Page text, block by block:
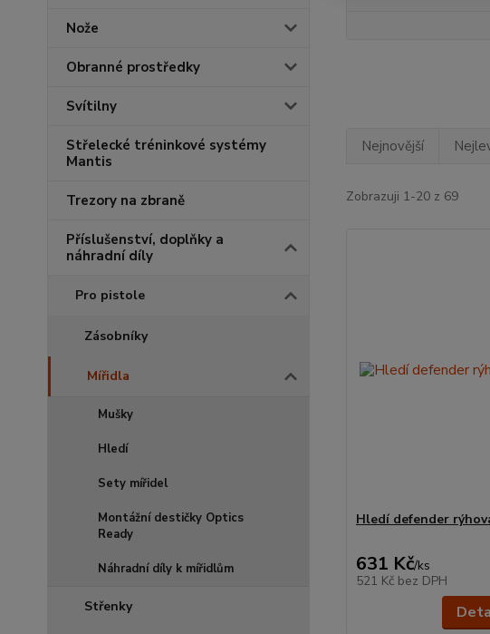
Nože
Obranné prostředky
Svítilny
Střelecké tréninkové systémy
Mantis
Trezory na zbraně
Příslušenství, doplňky a
náhradní díly
Pro pistole
Zásobníky
Mířidla
Mušky
Hledí
Sety mířidel
Montážní destičky Optics
Ready
Náhradní díly k mířidlům
Střenky
Nejnovější
Zobrazuji 1-20 z 69
Hledí defender
631 Kč/ks
521 Kč bez DPH